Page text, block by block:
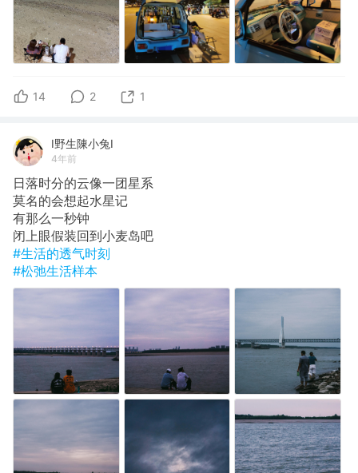
14 2 1
I野生陳小兔I
4年前
日落时分的云像一团星系
莫名的会想起水星记
有那么一秒钟
闭上眼假装回到小麦岛吧
#生活的透气时刻
#松弛生活样本